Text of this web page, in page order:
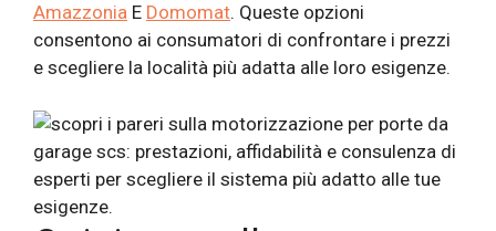
Amazzonia E Domomat. Queste opzioni
consentono ai consumatori di confrontare i prezzi
e scegliere la località più adatta alle loro esigenze.